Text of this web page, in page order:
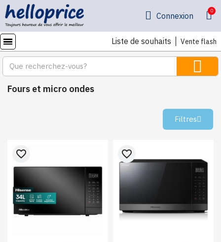
Connexion
Liste de souhaits Vente flash
Fours et micro ondes
Filtres
favorite_border favorite_border